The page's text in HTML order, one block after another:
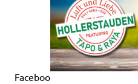
Faceboo